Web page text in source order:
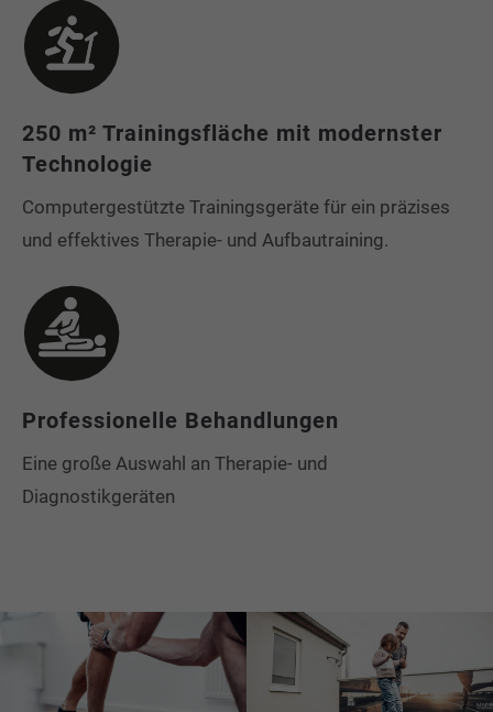
250 m² Trainingsfläche mit modernster
Technologie
Computergestützte Trainingsgeräte für ein präzises
und effektives Therapie- und Aufbautraining.
Professionelle Behandlungen
Eine große Auswahl an Therapie- und
Diagnostikgeräten